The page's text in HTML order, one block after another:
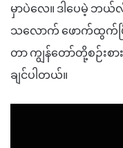
မှာပဲလေ။ ဒါပေမဲ့ ဘ
သလောက် ဖောက်ထွက်ပ
တာ ကျွန်တော်တို့စဉ်းစာ
ချင်ပါတယ်။